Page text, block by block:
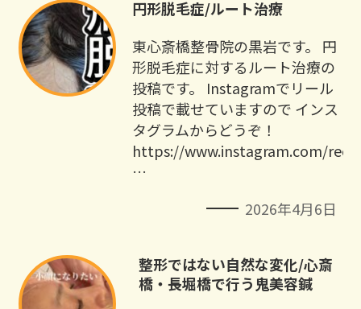
円形脱毛症/ルート治療
東心斎橋整骨院の黒岩です。 円
形脱毛症に対するルート治療の
投稿です。 Instagramでリール
投稿で載せていますので インス
タグラムからどうぞ！
https://www.instagram.com/reel/
…
2026年4月6日
整形ではない自然な変化/心斎
橋・長堀橋で行う鬼美容鍼